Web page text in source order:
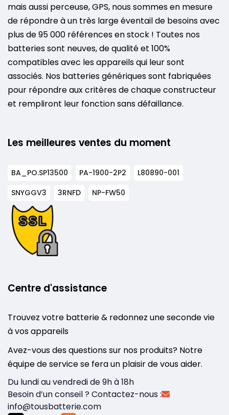
mais aussi perceuse, GPS, nous sommes en mesure
de répondre à un très large éventail de besoins avec
plus de 95 000 références en stock ! Toutes nos
batteries sont neuves, de qualité et 100%
compatibles avec les appareils qui leur sont
associés. Nos batteries génériques sont fabriquées
pour répondre aux critères de chaque constructeur
et rempliront leur fonction sans défaillance.
Les meilleures ventes du moment
BA_PO.SP13500 PA-1900-2P2
L80890-001
SNYGGV3
3RNFD NP-FW50
Centre d'assistance
Trouvez votre batterie & redonnez une seconde vie
à vos appareils
Avez-vous des questions sur nos produits? Notre
équipe de service se fera un plaisir de vous aider.
Du lundi au vendredi de 9h à 18h
Besoin d’un conseil ? Contactez-nous :
info@tousbatterie.com